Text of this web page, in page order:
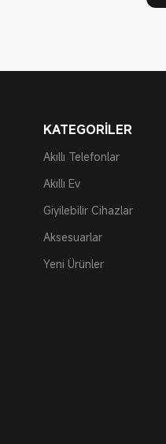
KATEGORİLER
Akıllı Telefonlar
Akıllı Ev
Giyilebilir Cihazlar
Aksesuarlar
Yeni Ürünler